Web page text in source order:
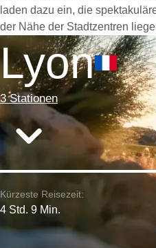
laden dazu ein, die
der Nähe der Stadtzentren
Lyon
3 Stationen
Kürzeste Reisezeit:
4 Std. 9 Min.